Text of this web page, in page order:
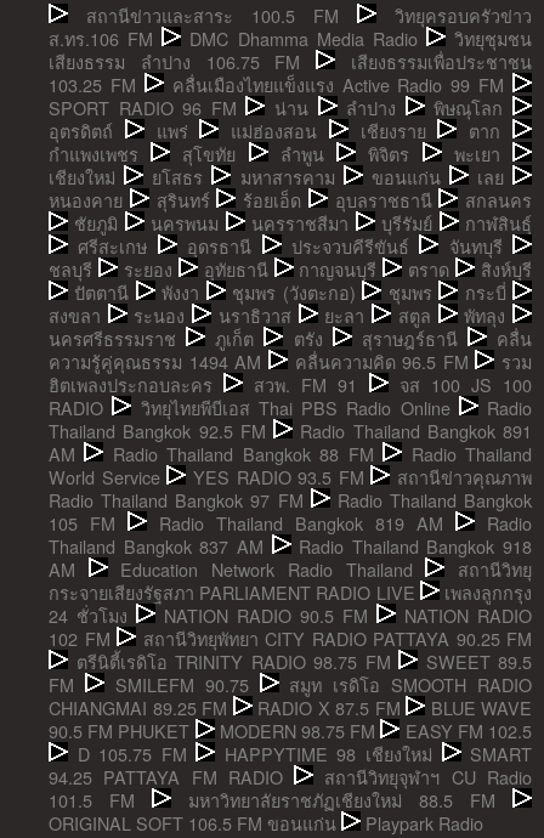
สถานีข่าวและสาระ 100.5 FM
วิทยุครอบครัวข่าว
ส.ทร.106 FM
DMC Dhamma Media Radio
วิทยุชุมชน
เสียงธรรม ลำปาง 106.75 FM
เสียงธรรมเพื่อประชาชน
103.25 FM
คลื่นเมืองไทยแข็งแรง Active Radio 99 FM
SPORT RADIO 96 FM
น่าน ลำปาง
พิษณุโลก
อุตรดิตถ์
แพร่ แม่ฮ่องสอน เชียงราย
ตาก
กำแพงเพชร
สุโขทัย ลำพูน พิจิตร
พะเยา
เชียงใหม่
ยโสธร มหาสารคาม ขอนแก่น
เลย
หนองคาย
สุรินทร์ ร้อยเอ็ด อุบลราชธานี
สกลนคร
ชัยภูมิ
นครพนม นครราชสีมา บุรีรัมย์
กาฬสินธุ์
ศรีสะเกษ
อุดรธานี ประจวบคีรีขันธ์
จันทบุรี
ชลบุรี
ระยอง อุทัยธานี กาญจนบุรี ตราด
สิงห์บุรี
ปัตตานี
พังงา ชุมพร (วังตะกอ) ชุมพร
กระบี่
สงขลา
ระนอง นราธิวาส ยะลา สตูล
พัทลุง
นครศรีธรรมราช
ภูเก็ต ตรัง สุราษฎร์ธานี
คลื่น
ความรู้คู่คุณธรรม 1494 AM
คลื่นความคิด 96.5 FM
รวม
ฮิตเพลงประกอบละคร
สวพ. FM 91
จส 100 JS 100
RADIO
วิทยุไทยพีบีเอส Thai PBS Radio Online
Radio
Thailand Bangkok 92.5 FM
Radio Thailand Bangkok 891
AM
Radio Thailand Bangkok 88 FM
Radio Thailand
World Service
YES RADIO 93.5 FM
สถานีข่าวคุณภาพ
Radio Thailand Bangkok 97 FM
Radio Thailand Bangkok
105 FM
Radio Thailand Bangkok 819 AM
Radio
Thailand Bangkok 837 AM
Radio Thailand Bangkok 918
AM
Education Network Radio Thailand
สถานีวิทยุ
กระจายเสียงรัฐสภา PARLIAMENT RADIO LIVE
เพลงลูกกรุง
24 ชั่วโมง
NATION RADIO 90.5 FM
NATION RADIO
102 FM
สถานีวิทยุพัทยา CITY RADIO PATTAYA 90.25 FM
ตรีนิตี้เรดิโอ TRINITY RADIO 98.75 FM
SWEET 89.5
FM
SMILEFM 90.75
สมูท เรดิโอ SMOOTH RADIO
CHIANGMAI 89.25 FM
RADIO X 87.5 FM
BLUE WAVE
90.5 FM PHUKET
MODERN 98.75 FM
EASY FM 102.5
D 105.75 FM
HAPPYTIME 98 เชียงใหม่
SMART
94.25 PATTAYA FM RADIO
สถานีวิทยุจุฬาฯ CU Radio
101.5 FM
มหาวิทยาลัยราชภัฏเชียงใหม่ 88.5 FM
ORIGINAL SOFT 106.5 FM ขอนแก่น
Playpark Radio